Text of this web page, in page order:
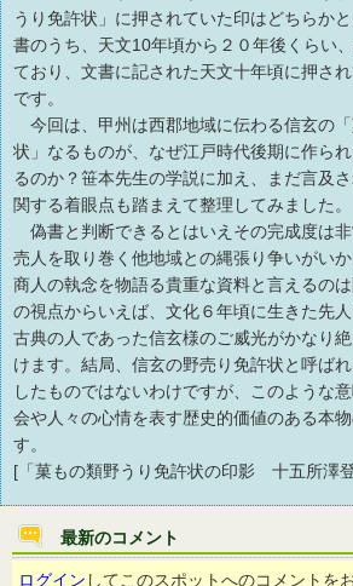
うり免許状」に押されていた印はどちらか
書のうち、天文10年頃から２０年後くらい
ており、文書に記された天文十年頃に押さ
です。
今回は、甲州は西郡地域に伝わる信玄の
状」なるものが、なぜ江戸時代後期に作ら
るのか？笹本先生の学説に加え、まだ言及
関する着眼点も踏まえて整理してみました。
偽書と判断できるとはいえその完成度は
売人を取り巻く他地域との縄張り争いがい
商人の執念を物語る貴重な資料と言えるの
の視点からいえば、文化６年頃に生きた先
古典の人であった信玄様のご威光がかなり
けます。結局、信玄の野売り免許状と呼ば
したものではないわけですが、このような
会や人々の心情を表す歴史的価値のある本
す。
[「菓もの類野うり免許状の印影 十五所澤
最新のコメント
ログイン してこのスポットへのコメントを